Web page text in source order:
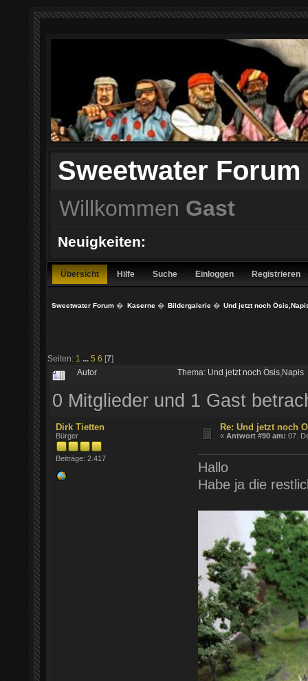
Sweetwater Forum
Willkommen Gast
Neuigkeiten:
Übersicht Hilfe Suche Einloggen Registrieren
Sweetwater Forum � Kaserne� Bildergalerie� Und jetzt noch
Seiten: 1 ... 5 6 [7]
Autor Thema: Und jetzt noch
0 Mitglieder und 1 Gast
Dirk Tietten
Bürger
Beiträge: 2.417
Re: Und jetzt noch
«Antwort #90 am: 07.
Hallo
Habe ja die